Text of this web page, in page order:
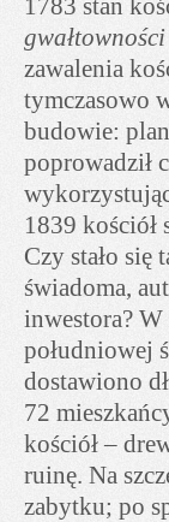
1783 stan
zawalenia
tymczasowo
budowie:
poprowadził
1839 kościół
Czy stało się
świadoma,
inwestora?
południowej
dostawiono
72
kościół –
ruinę. Na
zabytku; po